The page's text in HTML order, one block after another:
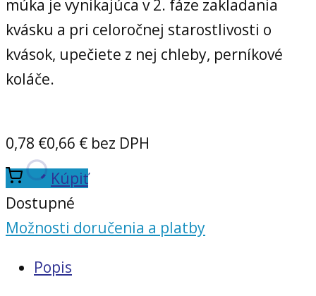
múka je vynikajúca v 2. fáze zakladania
kvásku a pri celoročnej starostlivosti o
kvások, upečiete z nej chleby, perníkové
koláče.
0,78 €0,66 € bez DPH
Kúpiť
Dostupné
Možnosti doručenia a platby
Popis